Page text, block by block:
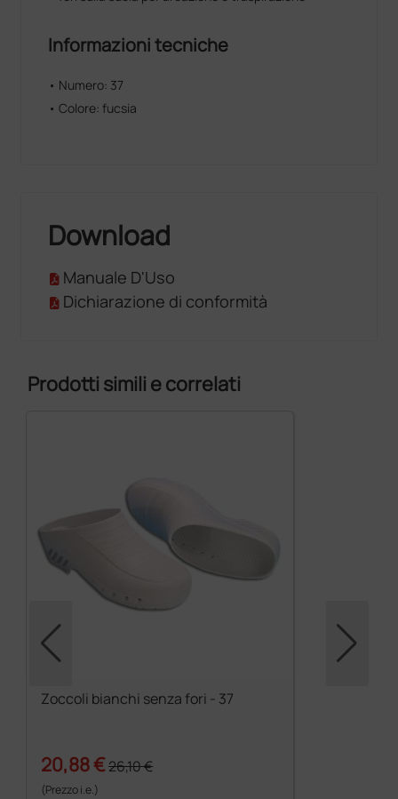
Informazioni tecniche
• Numero: 37
• Colore: fucsia
Download
Manuale D'Uso
Dichiarazione di conformità
Prodotti simili e correlati
Zoccoli bianchi senza fori - 37
20,88 €26,10 €
(Prezzo i.e.)